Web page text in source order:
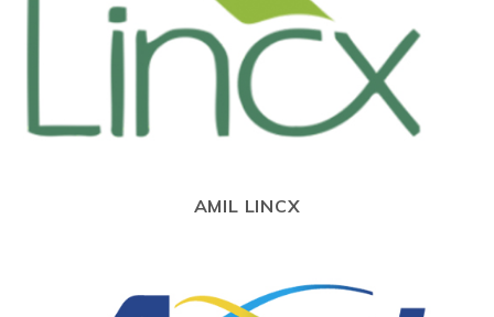
AMIL LINCX